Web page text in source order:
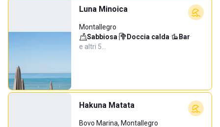
Luna Minoica
Montallegro
Sabbiosa· Doccia calda· Bar·
e altri 5…
Hakuna Matata
Bovo Marina, Montallegro